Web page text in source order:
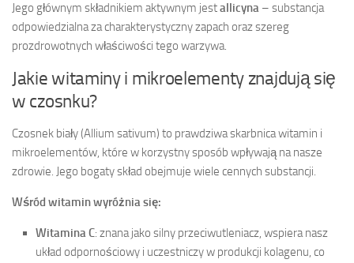
Jego głównym składnikiem aktywnym jestallicyna – substancja
odpowiedzialna za charakterystyczny zapach oraz szereg
prozdrowotnych właściwości tego warzywa.
Jakie witaminy i mikroelementy znajdują się
w czosnku?
Czosnek biały (Allium sativum) to prawdziwa skarbnica witamin i
mikroelementów, które w korzystny sposób wpływają na nasze
zdrowie. Jego bogaty skład obejmuje wiele cennych substancji.
Wśród witamin wyróżnia się:
Witamina C: znana jako silny przeciwutleniacz, wspiera nasz
układ odpornościowy i uczestniczy w produkcji kolagenu, co